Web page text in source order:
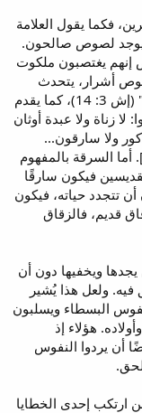
فكما يقول العلامة
لصوص صالحون.
إنهم يغتصبون ملكوت
يوجد لصوص أشرار، يتحدث
عنهم النبي: "سلب البائس في بيوتكم" (إش 3: 14)، كما يقدم
زناة ولا عبدة أوثان
ولا سارقون...
ملكوت الله" (1 كو 6: 9، 10)[7]. أما السرقة بالمفهوم
فيكون سارقًا
تتجدد حياته، فيكون
قديم، فالزقاق
ويخفيها دون أن
ولعل هذا يُشير
البسطاء ويسلبون
هؤلاء إذ
أن يردوا النفوس
ارتكب إحدى الخطايا